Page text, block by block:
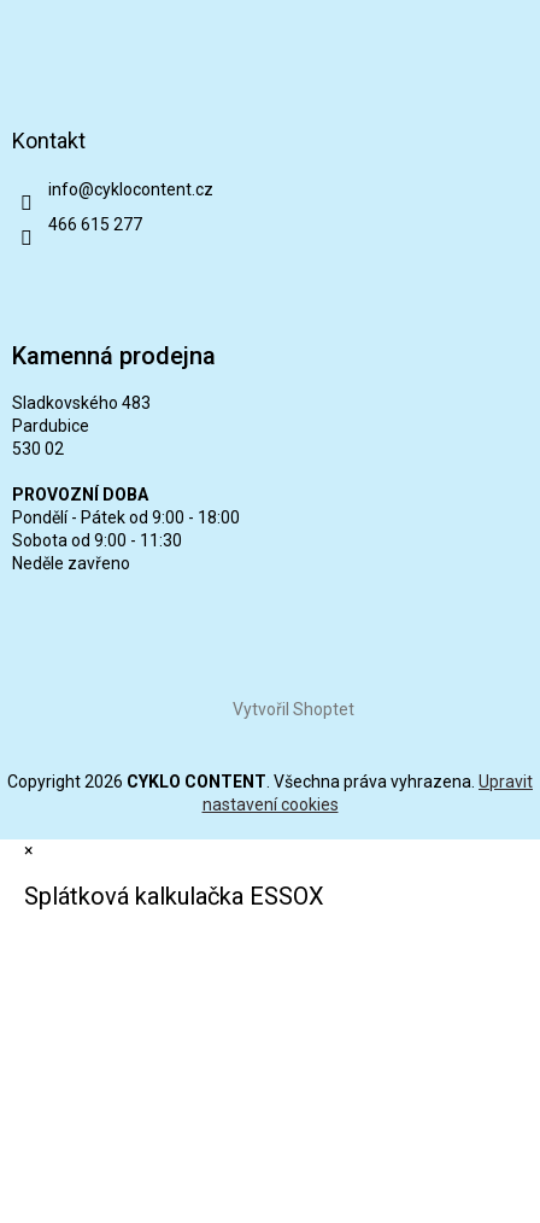
Kontakt
info@cyklocontent.cz
466 615 277
Kamenná prodejna
Sladkovského 483
Pardubice
530 02
PROVOZNÍ DOBA
Pondělí - Pátek od 9:00 - 18:00
Sobota od 9:00 - 11:30
Neděle zavřeno
Vytvořil Shoptet
Copyright 2026 CYKLO CONTENT . Všechna práva vyhrazena. Upravit
nastavení cookies
×
Splátková kalkulačka ESSOX